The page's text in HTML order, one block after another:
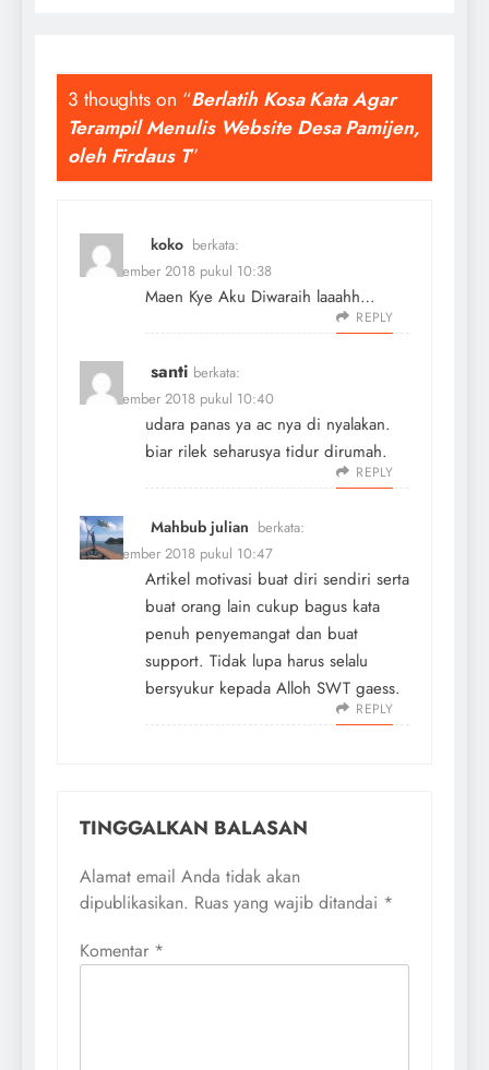
3 thoughts on “Berlatih Kosa Kata Agar
Terampil Menulis Website Desa Pamijen,
oleh Firdaus T”
koko berkata:
11 November 2018 pukul 10:38
Maen Kye Aku Diwaraih laaahh…
REPLY
santi berkata:
11 November 2018 pukul 10:40
udara panas ya ac nya di nyalakan.
biar rilek seharusya tidur dirumah.
REPLY
Mahbub julian berkata:
11 November 2018 pukul 10:47
Artikel motivasi buat diri sendiri serta
buat orang lain cukup bagus kata
penuh penyemangat dan buat
support. Tidak lupa harus selalu
bersyukur kepada Alloh SWT gaess.
REPLY
TINGGALKAN BALASAN
Alamat email Anda tidak akan
dipublikasikan. Ruas yang wajib ditandai *
Komentar *